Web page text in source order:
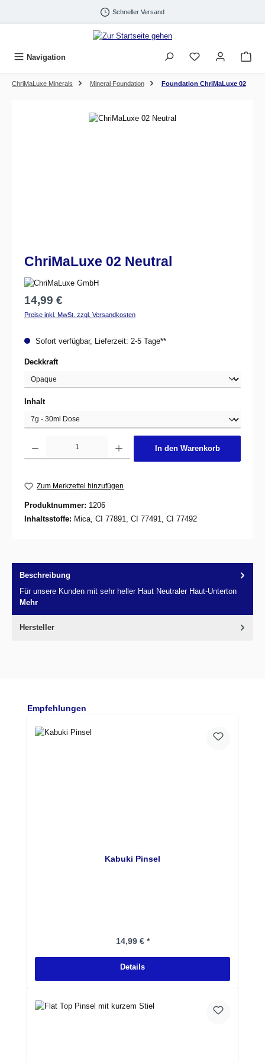
Schneller Versand
Navigation
ChriMaLuxe Minerals Mineral Foundation Foundation ChriMaLuxe 02
Bildergalerie überspringen
ChriMaLuxe 02 Neutral
Regulärer Preis:
14,99 €
Preise inkl. MwSt. zzgl. Versandkosten
Sofort verfügbar, Lieferzeit: 2-5 Tage**
Deckkraftauswählen
Inhaltauswählen
In den Warenkorb
Zum Merkzettel hinzufügen
Produktnummer: 1206
Inhaltsstoffe: Mica, CI 77891, CI 77491, CI 77492
Beschreibung
Für unsere Kunden mit sehr heller Haut Neutraler Haut-Unterton
Mehr
Hersteller
Produktgalerie überspringen
Empfehlungen
Kabuki Pinsel
Regulärer Preis:
14,99 € *
Details